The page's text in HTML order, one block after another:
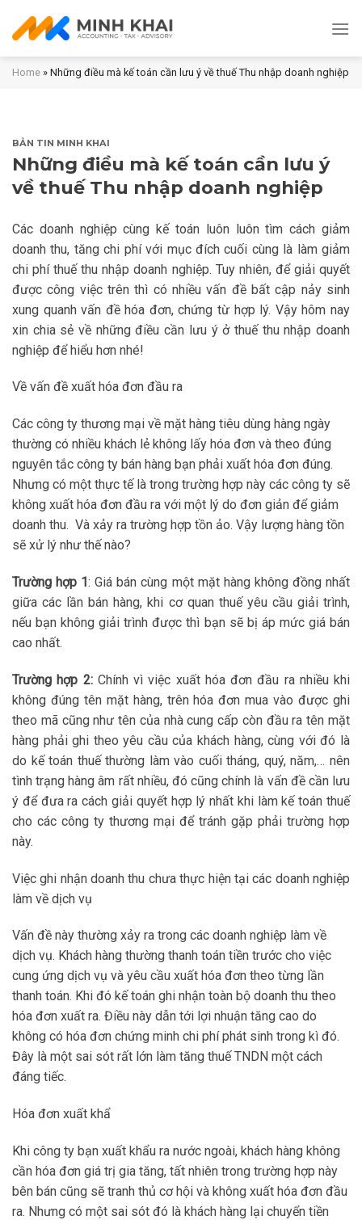
Home » Những điều mà kế toán cần lưu ý về thuế Thu nhập doanh nghiệp
BẢN TIN MINH KHAI
Những điều mà kế toán cần lưu ý
về thuế Thu nhập doanh nghiệp
Các doanh nghiệp cùng kế toán luôn luôn tìm cách giảm
doanh thu, tăng chi phí với mục đích cuối cùng là làm giảm
chi phí thuế thu nhập doanh nghiệp. Tuy nhiên, để giải quyết
được công việc trên thì có nhiều vấn đề bất cập nảy sinh
xung quanh vấn đề hóa đơn, chứng từ hợp lý. Vậy hôm nay
xin chia sẻ về những điều cần lưu ý ở thuế thu nhập doanh
nghiệp để hiểu hơn nhé!
Về vấn đề xuất hóa đơn đầu ra
Các công ty thương mại về mặt hàng tiêu dùng hàng ngày
thường có nhiều khách lẻ không lấy hóa đơn và theo đúng
nguyên tắc công ty bán hàng bạn phải xuất hóa đơn đúng.
Nhưng có một thực tế là trong trường hợp này các công ty sẽ
không xuất hóa đơn đầu ra với một lý do đơn giản để giảm
doanh thu. Và xảy ra trường hợp tồn ảo. Vậy lượng hàng tồn
sẽ xử lý như thế nào?
Trường hợp 1: Giá bán cùng một mặt hàng không đồng nhất
giữa các lần bán hàng, khi cơ quan thuế yêu cầu giải trình,
nếu bạn không giải trình được thì bạn sẽ bị áp mức giá bán
cao nhất.
Trường hợp 2:Chính vì việc xuất hóa đơn đầu ra nhiều khi
không đúng tên mặt hàng, trên hóa đơn mua vào được ghi
theo mã cũng như tên của nhà cung cấp còn đầu ra tên mặt
hàng phải ghi theo yêu cầu của khách hàng, cùng với đó là
do kế toán thuế thường làm vào cuối tháng, quý, năm,… nên
tình trạng hàng âm rất nhiều, đó cũng chính là vấn đề cần lưu
ý để đưa ra cách giải quyết hợp lý nhất khi làm kế toán thuế
cho các công ty thương mại để tránh gặp phải trường hợp
này.
Việc ghi nhận doanh thu chưa thực hiện tại các doanh nghiệp
làm về dịch vụ
Vấn đề này thường xảy ra trong các doanh nghiệp làm về
dịch vụ. Khách hàng thường thanh toán tiền trước cho việc
cung ứng dịch vụ và yêu cầu xuất hóa đơn theo từng lần
thanh toán. Khi đó kế toán ghi nhận toàn bộ doanh thu theo
hóa đơn xuất ra. Điều này dẫn tới lợi nhuận tăng cao do
không có hóa đơn chứng minh chi phí phát sinh trong kì đó.
Đây là một sai sót rất lớn làm tăng thuế TNDN một cách
đáng tiếc.
Hóa đơn xuất khẩ
Khi công ty bạn xuất khẩu ra nước ngoài, khách hàng không
cần hóa đơn giá trị gia tăng, tất nhiên trong trường hợp này
bên bán cũng sẽ tranh thủ cơ hội và không xuất hóa đơn đầu
ra. Nhưng có một sai sót đó là khách hàng lại chuyển tiền